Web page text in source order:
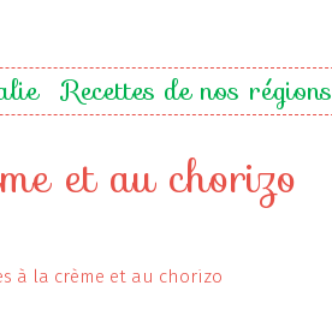
Recettes de nos régions
et au chorizo